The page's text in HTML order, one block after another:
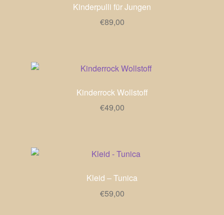
Kinderpulli für Jungen
€89,00
Kinderrock Wollstoff
€49,00
Kleid – Tunica
€59,00